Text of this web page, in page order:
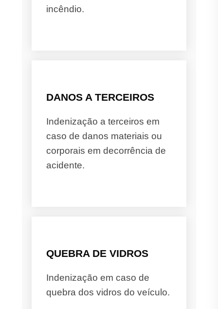
incêndio.
DANOS A TERCEIROS
Indenização a terceiros em
caso de danos materiais ou
corporais em decorrência de
acidente.
QUEBRA DE VIDROS
Indenização em caso de
quebra dos vidros do veículo.